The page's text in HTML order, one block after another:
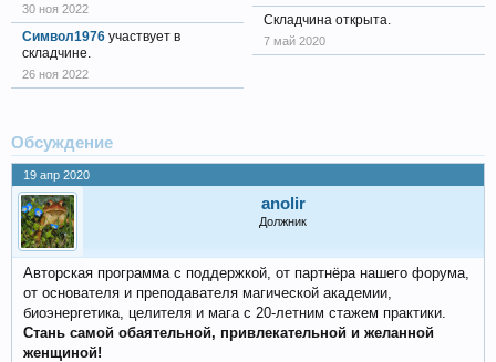
30 ноя 2022
Символ1976 участвует в
складчине.
26 ноя 2022
Складчина открыта.
7 май 2020
Обсуждение
19 апр 2020
anolir
Должник
Авторская программа с поддержкой, от партнёра нашего форума,
от основателя и преподавателя магической академии,
биоэнергетика, целителя и мага с 20-летним стажем практики.
Стань самой обаятельной, привлекательной и желанной
женщиной!